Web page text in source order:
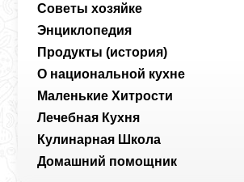
Советы хозяйке
Энциклопедия
Продукты (история)
О национальной кухне
Маленькие Хитрости
Лечебная Кухня
Кулинарная Школа
Домашний помощник